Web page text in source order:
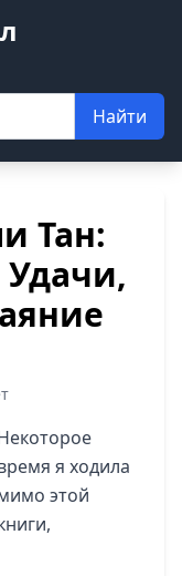
Найти
Тан:
Удачи,
я ходила
этой